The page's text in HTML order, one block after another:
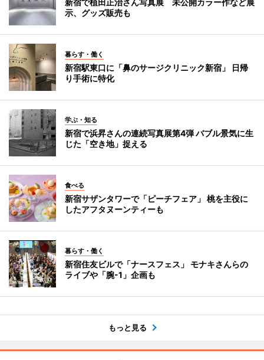
示、グッズ販売も
暮らす・働く
新宿駅東口に「鼻のサージクリニック新宿」 日帰
り手術に特化
学ぶ・知る
新宿で浜昇さんの連続写真展第4弾 バブル景気に生
じた「空き地」捉える
食べる
新宿サザンタワーで「ピーチフェア」 桃を主役に
したアフタヌーンティーも
暮らす・働く
新宿住友ビルで「ナースフェス」 モナキさんらの
ライブや「腕-1」企画も
もっと見る